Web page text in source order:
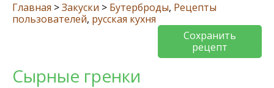
Главная >Закуски > Бутерброды, Рецепты
пользователей, русская кухня
Сохранить
рецепт
Сырные гренки